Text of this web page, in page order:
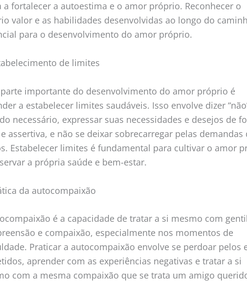
a fortalecer a autoestima e o amor próprio. Reconhecer o
valor e as habilidades desenvolvidas ao longo do
para o desenvolvimento do amor próprio.
de limites
importante do desenvolvimento do amor próprio é
a estabelecer limites saudáveis. Isso envolve dizer
necessário, expressar suas necessidades e desejos de
assertiva, e não se deixar sobrecarregar pelas demandas
Estabelecer limites é fundamental para cultivar o amor
a própria saúde e bem-estar.
da autocompaixão
é a capacidade de tratar a si mesmo com
e compaixão, especialmente nos momentos de
Praticar a autocompaixão envolve se perdoar pelos
aprender com as experiências negativas e tratar a si
com a mesma compaixão que se trata um amigo